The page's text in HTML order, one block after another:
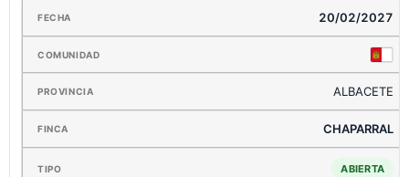
20/02/2027
ALBACETE
CHAPARRAL
ABIERTA